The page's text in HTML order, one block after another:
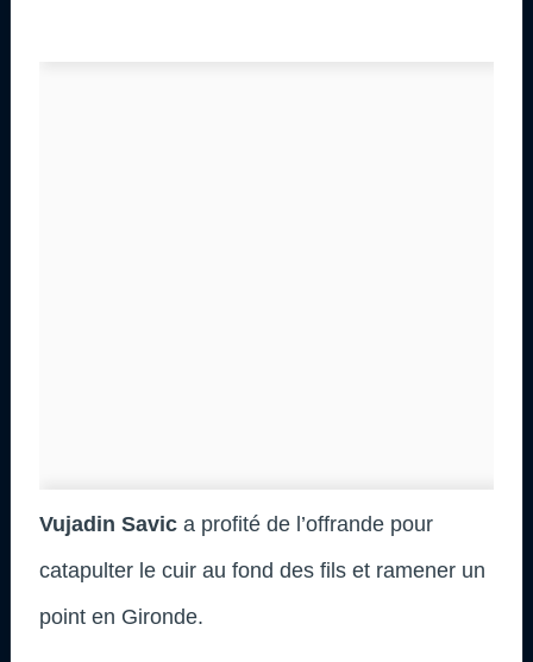
Vujadin Savic a profité de l’offrande pour
catapulter le cuir au fond des fils et ramener un
point en Gironde.